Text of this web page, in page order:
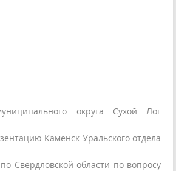
округа Сухой Лог
Каменск-Уральского отдела
Свердловской области по вопросу